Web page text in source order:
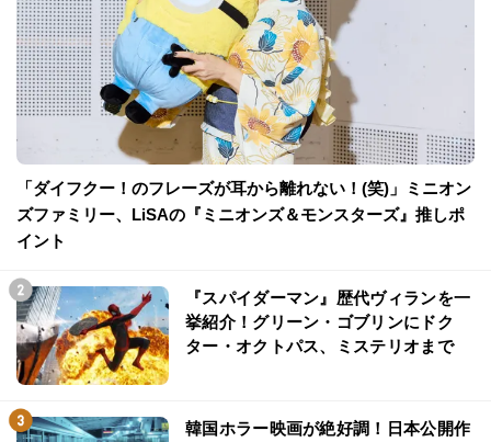
「ダイフクー！のフレーズが耳から離れない！(笑)」ミニオン
ズファミリー、LiSAの『ミニオンズ＆モンスターズ』推しポ
イント
『スパイダーマン』歴代ヴィランを一
挙紹介！グリーン・ゴブリンにドク
ター・オクトパス、ミステリオまで
韓国ホラー映画が絶好調！日本公開作